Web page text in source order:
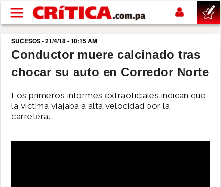
Pasar al contenido principal
buscar
SUCESOS
NACIONAL
SUCESOS - 21/4/18 - 10:15 AM
Conductor muere calcinado tras
chocar su auto en Corredor Norte
Los primeros informes extraoficiales indican que
la víctima viajaba a alta velocidad por la
carretera.